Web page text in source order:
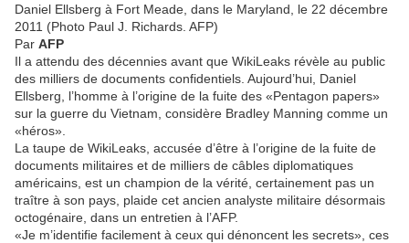
Daniel Ellsberg à Fort Meade, dans le Maryland, le 22 décembre
2011 (Photo Paul J. Richards. AFP)
Par AFP
Il a attendu des décennies avant que WikiLeaks révèle au public
des milliers de documents confidentiels. Aujourd’hui, Daniel
Ellsberg, l’homme à l’origine de la fuite des «Pentagon papers»
sur la guerre du Vietnam, considère Bradley Manning comme un
«héros».
La taupe de WikiLeaks, accusée d’être à l’origine de la fuite de
documents militaires et de milliers de câbles diplomatiques
américains, est un champion de la vérité, certainement pas un
traître à son pays, plaide cet ancien analyste militaire désormais
octogénaire, dans un entretien à l’AFP.
«Je m’identifie facilement à ceux qui dénoncent les secrets», ces